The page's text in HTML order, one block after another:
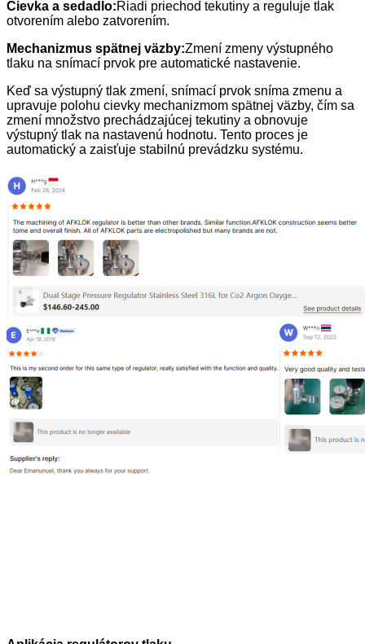
Cievka a sedadlo:Riadi priechod tekutiny a reguluje tlak
otvorením alebo zatvorením.
Mechanizmus spätnej väzby:Zmení zmeny výstupného
tlaku na snímací prvok pre automatické nastavenie.
Keď sa výstupný tlak zmení, snímací prvok sníma zmenu a
upravuje polohu cievky mechanizmom spätnej väzby, čím sa
zmení množstvo prechádzajúcej tekutiny a obnovuje
výstupný tlak na nastavenú hodnotu. Tento proces je
automatický a zaisťuje stabilnú prevádzku systému.